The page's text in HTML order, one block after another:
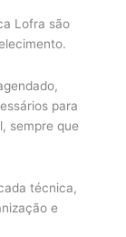
Lofra são
para
sempre que
técnica,
e